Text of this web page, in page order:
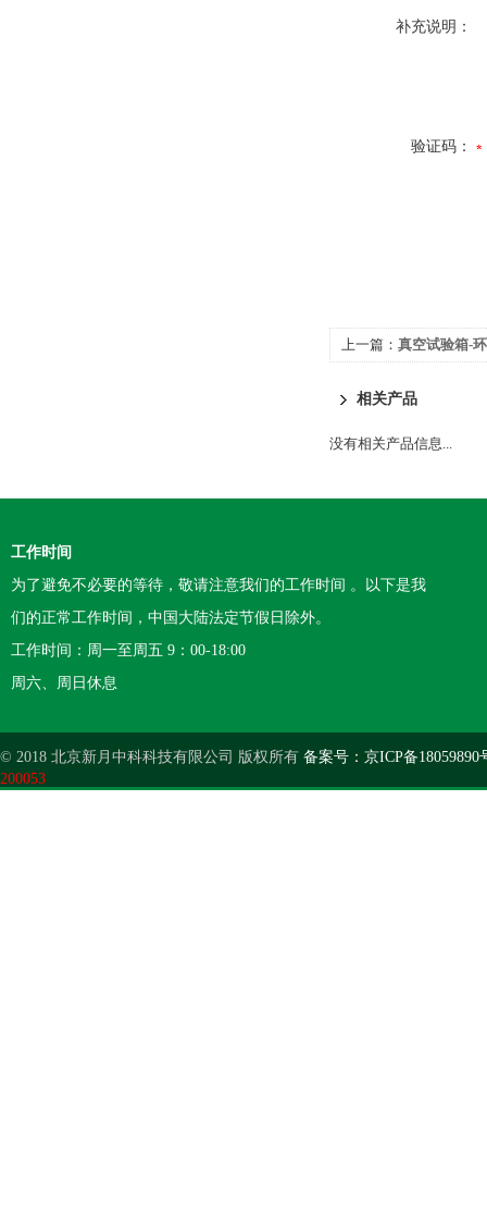
补充说明：
验证码：
上一篇： 真空试验箱-
相关产品
没有相关产品信息...
工作时间
为了避免不必要的等待，敬请注意我们的工作时间 。以下是我
们的正常工作时间，中国大陆法定节假日除外。
工作时间：周一至周五 9：00-18:00
周六、周日休息
© 2018 北京新月中科科技有限公司 版权所有 备案号：京ICP备18059890
200053